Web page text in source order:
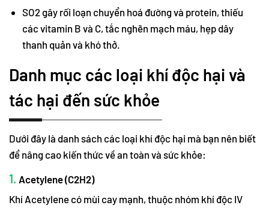
SO2 gây rối loạn chuyển hoá đường và protein, thiếu
các vitamin B và C, tắc nghẽn mạch máu, hẹp dây
thanh quản và khó thở.
Danh mục các loại khí độc hại và
tác hại đến sức khỏe
Dưới đây là danh sách các loại khí độc hại mà bạn nên biết
để nâng cao kiến thức về an toàn và sức khỏe:
1. Acetylene (C2H2)
Khí Acetylene có mùi cay mạnh, thuộc nhóm khí độc IV